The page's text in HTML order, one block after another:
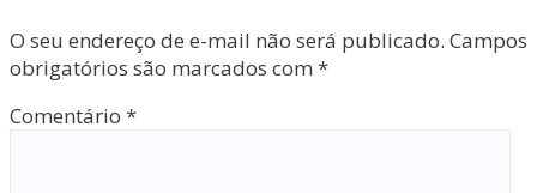
O seu endereço de e-mail não será publicado. Campos
obrigatórios são marcados com *
Comentário *